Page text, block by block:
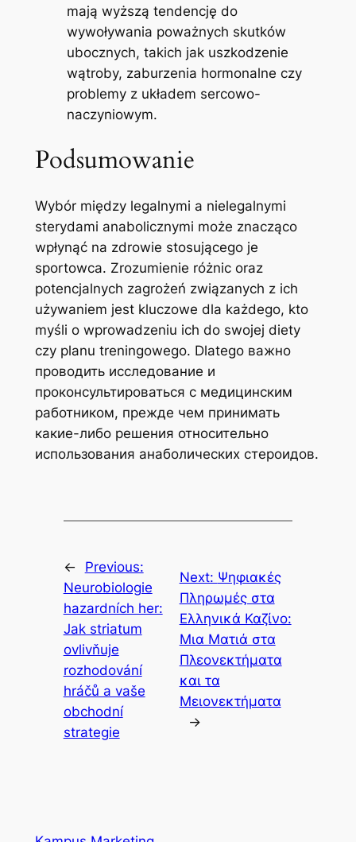
mają wyższą tendencję do
wywoływania poważnych skutków
ubocznych, takich jak uszkodzenie
wątroby, zaburzenia hormonalne czy
problemy z układem sercowo-
naczyniowym.
Podsumowanie
Wybór między legalnymi a nielegalnymi
sterydami anabolicznymi może znacząco
wpłynąć na zdrowie stosującego je
sportowca. Zrozumienie różnic oraz
potencjalnych zagrożeń związanych z ich
używaniem jest kluczowe dla każdego, kto
myśli o wprowadzeniu ich do swojej diety
czy planu treningowego. Dlatego важно
проводить исследование и
проконсультироваться с медицинским
работником, прежде чем принимать
какие-либо решения относительно
использования анаболических стероидов.
←
Previous:
Neurobiologie
hazardních her:
Jak striatum
ovlivňuje
rozhodování
hráčů a vaše
obchodní
strategie
Next: Ψηφιακές
Πληρωμές στα
Ελληνικά Καζίνο:
Μια Ματιά στα
Πλεονεκτήματα
και τα
Μειονεκτήματα
→